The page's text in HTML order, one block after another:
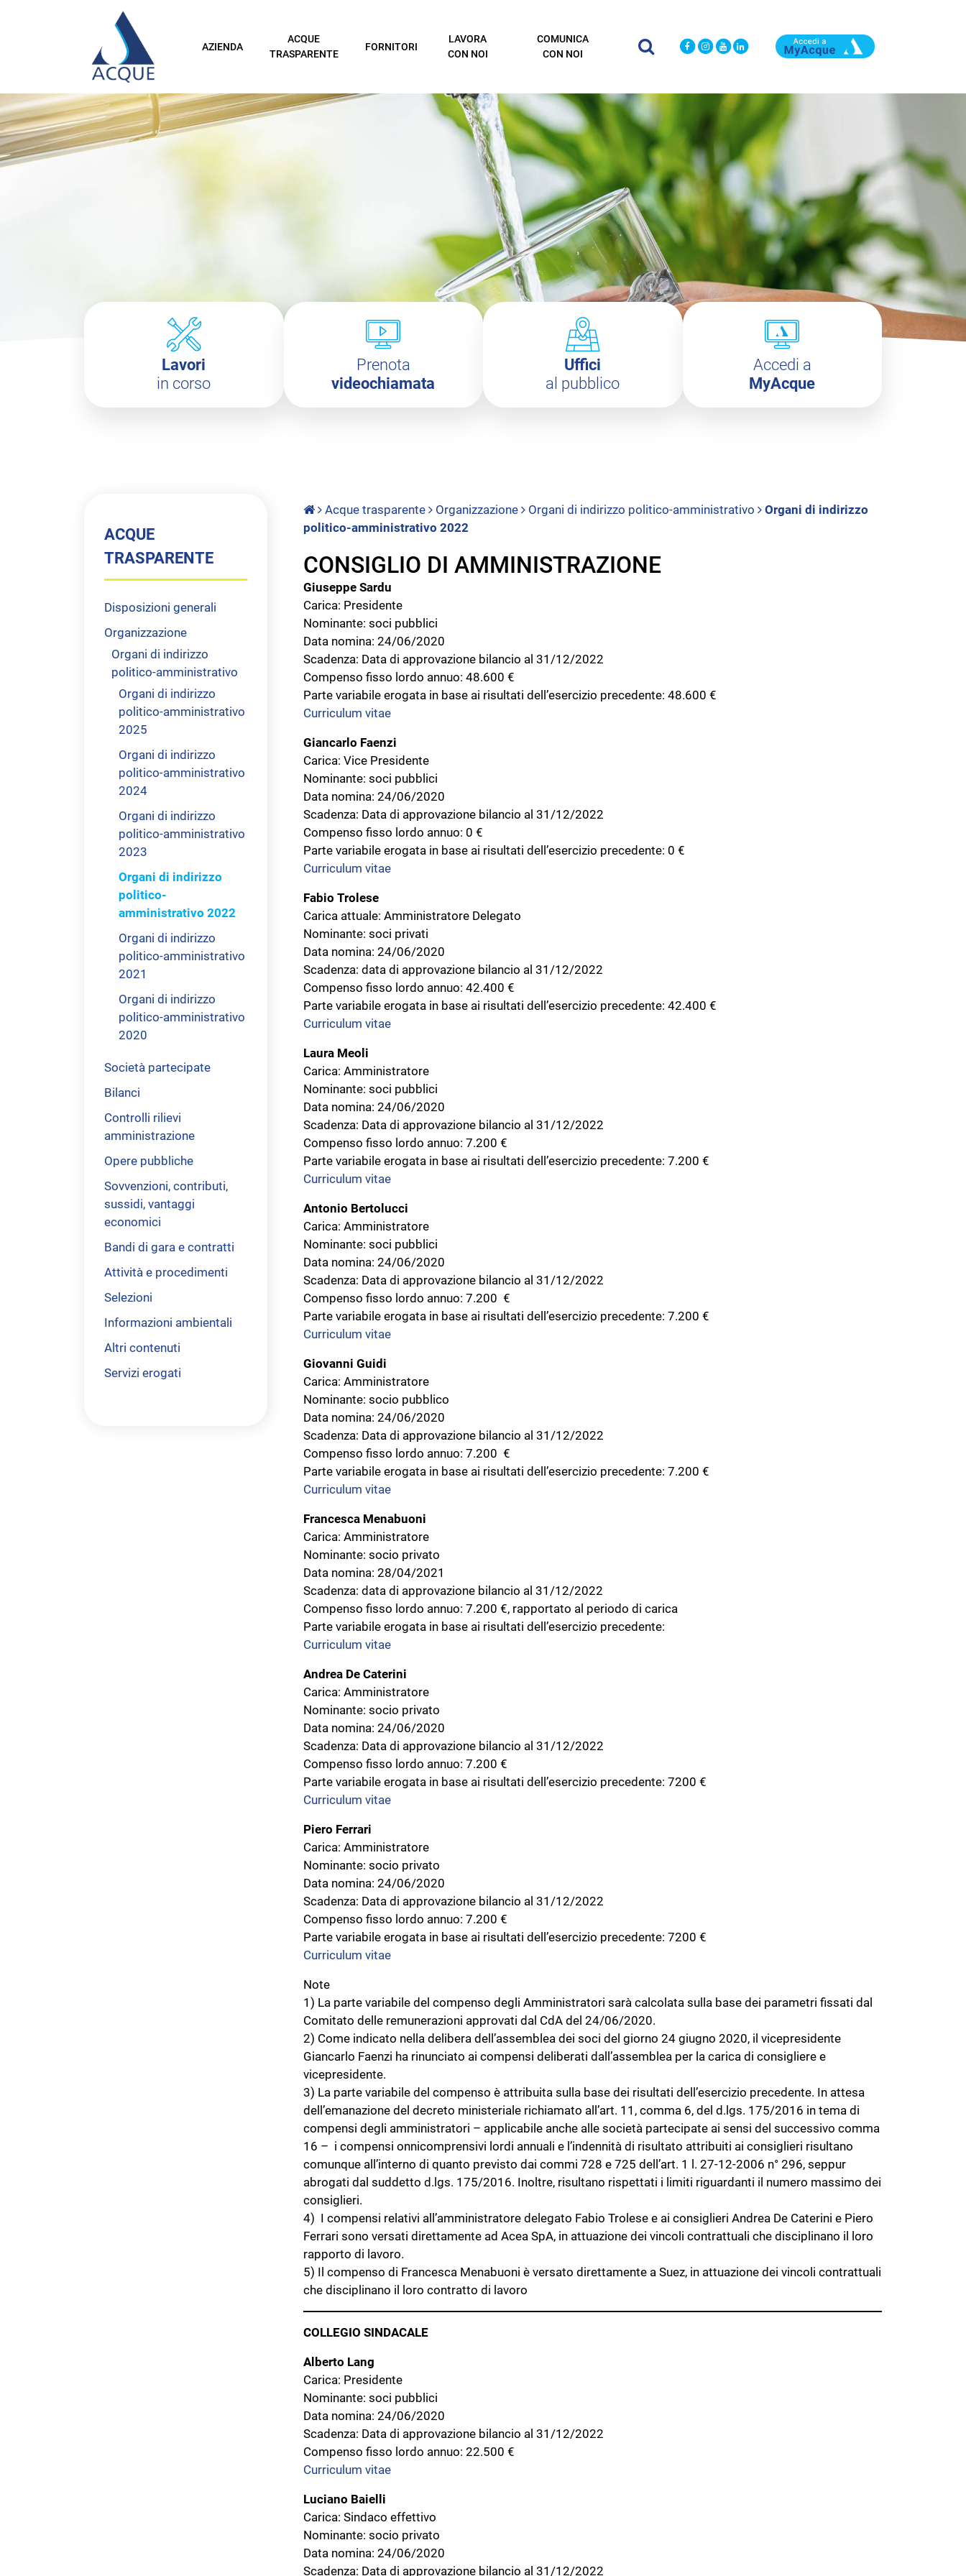
AZIENDA
ACQUE
TRASPARENTE
FORNITORI
LAVORA
CON NOI
COMUNICA
CON NOI
Lavori
in corso
Prenota
videochiamata
Uffici
al pubblico
Accedi a
MyAcque
Acque trasparente Organizzazione Organi di indirizzo politico-amministrativo
Organi di indirizzo
politico-amministrativo 2022
CONSIGLIO DI AMMINISTRAZIONE
Giuseppe Sardu
Carica: Presidente
Nominante: soci pubblici
Data nomina: 24/06/2020
Scadenza: Data di approvazione bilancio al 31/12/2022
Compenso fisso lordo annuo: 48.600 €
Parte variabile erogata in base ai risultati dell’esercizio precedente: 48.600 €
Curriculum vitae
Giancarlo Faenzi
Carica: Vice Presidente
Nominante: soci pubblici
Data nomina: 24/06/2020
Scadenza: Data di approvazione bilancio al 31/12/2022
Compenso fisso lordo annuo: 0 €
Parte variabile erogata in base ai risultati dell’esercizio precedente: 0 €
Curriculum vitae
Fabio Trolese
Carica attuale: Amministratore Delegato
Nominante: soci privati
Data nomina: 24/06/2020
Scadenza: data di approvazione bilancio al 31/12/2022
Compenso fisso lordo annuo: 42.400 €
Parte variabile erogata in base ai risultati dell’esercizio precedente: 42.400 €
Curriculum vitae
Laura Meoli
Carica: Amministratore
Nominante: soci pubblici
Data nomina: 24/06/2020
Scadenza: Data di approvazione bilancio al 31/12/2022
Compenso fisso lordo annuo: 7.200 €
Parte variabile erogata in base ai risultati dell’esercizio precedente: 7.200 €
Curriculum vitae
Antonio Bertolucci
Carica: Amministratore
Nominante: soci pubblici
Data nomina: 24/06/2020
Scadenza: Data di approvazione bilancio al 31/12/2022
Compenso fisso lordo annuo: 7.200 €
Parte variabile erogata in base ai risultati dell’esercizio precedente: 7.200 €
Curriculum vitae
Giovanni Guidi
Carica: Amministratore
Nominante: socio pubblico
Data nomina: 24/06/2020
Scadenza: Data di approvazione bilancio al 31/12/2022
Compenso fisso lordo annuo: 7.200 €
Parte variabile erogata in base ai risultati dell’esercizio precedente: 7.200 €
Curriculum vitae
Francesca Menabuoni
Carica: Amministratore
Nominante: socio privato
Data nomina: 28/04/2021
Scadenza: data di approvazione bilancio al 31/12/2022
Compenso fisso lordo annuo: 7.200 €, rapportato al periodo di carica
Parte variabile erogata in base ai risultati dell’esercizio precedente:
Curriculum vitae
Andrea De Caterini
Carica: Amministratore
Nominante: socio privato
Data nomina: 24/06/2020
Scadenza: Data di approvazione bilancio al 31/12/2022
Compenso fisso lordo annuo: 7.200 €
Parte variabile erogata in base ai risultati dell’esercizio precedente: 7200 €
Curriculum vitae
Piero Ferrari
Carica: Amministratore
Nominante: socio privato
Data nomina: 24/06/2020
Scadenza: Data di approvazione bilancio al 31/12/2022
Compenso fisso lordo annuo: 7.200 €
Parte variabile erogata in base ai risultati dell’esercizio precedente: 7200 €
Curriculum vitae
Note
1) La parte variabile del compenso degli Amministratori sarà calcolata sulla base dei parametri fissati dal
Comitato delle remunerazioni approvati dal CdA del 24/06/2020.
2) Come indicato nella delibera dell’assemblea dei soci del giorno 24 giugno 2020, il vicepresidente
Giancarlo Faenzi ha rinunciato ai compensi deliberati dall’assemblea per la carica di consigliere e
vicepresidente.
3) La parte variabile del compenso è attribuita sulla base dei risultati dell’esercizio precedente. In attesa
dell’emanazione del decreto ministeriale richiamato all’art. 11, comma 6, del d.lgs. 175/2016 in tema di
compensi degli amministratori – applicabile anche alle società partecipate ai sensi del successivo comma
16 – i compensi onnicomprensivi lordi annuali e l’indennità di risultato attribuiti ai consiglieri risultano
comunque all’interno di quanto previsto dai commi 728 e 725 dell’art. 1 l. 27-12-2006 n° 296, seppur
abrogati dal suddetto d.lgs. 175/2016. Inoltre, risultano rispettati i limiti riguardanti il numero massimo dei
consiglieri.
4) I compensi relativi all’amministratore delegato Fabio Trolese e ai consiglieri Andrea De Caterini e Piero
Ferrari sono versati direttamente ad Acea SpA, in attuazione dei vincoli contrattuali che disciplinano il loro
rapporto di lavoro.
5) Il compenso di Francesca Menabuoni è versato direttamente a Suez, in attuazione dei vincoli contrattuali
che disciplinano il loro contratto di lavoro
COLLEGIO SINDACALE
Alberto Lang
Carica: Presidente
Nominante: soci pubblici
Data nomina: 24/06/2020
Scadenza: Data di approvazione bilancio al 31/12/2022
Compenso fisso lordo annuo: 22.500 €
Curriculum vitae
Luciano Baielli
Carica: Sindaco effettivo
Nominante: socio privato
Data nomina: 24/06/2020
Scadenza: Data di approvazione bilancio al 31/12/2022
ACQUE
TRASPARENTE
Disposizioni generali
Organizzazione
Organi di indirizzo
politico-amministrativo
Organi di indirizzo
politico-amministrativo
2025
Organi di indirizzo
politico-amministrativo
2024
Organi di indirizzo
politico-amministrativo
2023
Organi di indirizzo
politico-
amministrativo 2022
Organi di indirizzo
politico-amministrativo
2021
Organi di indirizzo
politico-amministrativo
2020
Società partecipate
Bilanci
Controlli rilievi
amministrazione
Opere pubbliche
Sovvenzioni, contributi,
sussidi, vantaggi
economici
Bandi di gara e contratti
Attività e procedimenti
Selezioni
Informazioni ambientali
Altri contenuti
Servizi erogati